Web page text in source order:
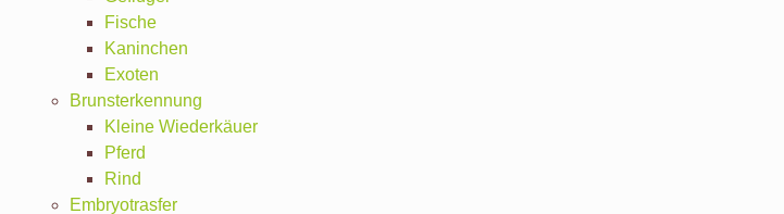
Fische
Kaninchen
Exoten
Brunsterkennung
Kleine Wiederkäuer
Pferd
Rind
Embryotrasfer